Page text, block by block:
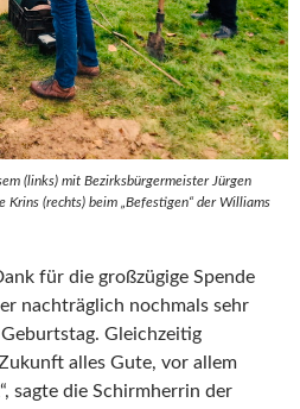
(links) mit Bezirksbürgermeister Jürgen
Krins (rechts) beim „Befestigen“ der Williams
für die großzügige Spende
nachträglich nochmals sehr
Gleichzeitig
alles Gute, vor allem
sagte die Schirmherrin der